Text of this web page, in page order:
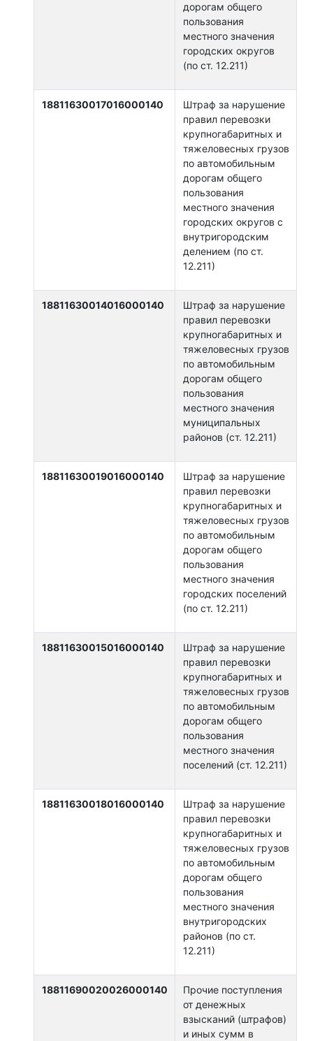
дорогам общего
пользования
местного значения
городских округов
(по ст. 12.211)
18811630017016000140
Штраф за нарушение
правил перевозки
крупногабаритных и
тяжеловесных грузов
по автомобильным
дорогам общего
пользования
местного значения
городских округов с
внутригородским
делением (по ст.
12.211)
18811630014016000140
Штраф за нарушение
правил перевозки
крупногабаритных и
тяжеловесных грузов
по автомобильным
дорогам общего
пользования
местного значения
муниципальных
районов (ст. 12.211)
18811630019016000140
Штраф за нарушение
правил перевозки
крупногабаритных и
тяжеловесных грузов
по автомобильным
дорогам общего
пользования
местного значения
городских поселений
(по ст. 12.211)
18811630015016000140
Штраф за нарушение
правил перевозки
крупногабаритных и
тяжеловесных грузов
по автомобильным
дорогам общего
пользования
местного значения
поселений (ст. 12.211)
18811630018016000140
Штраф за нарушение
правил перевозки
крупногабаритных и
тяжеловесных грузов
по автомобильным
дорогам общего
пользования
местного значения
внутригородских
районов (по ст.
12.211)
18811690020026000140
Прочие поступления
от денежных
взысканий (штрафов)
и иных сумм в